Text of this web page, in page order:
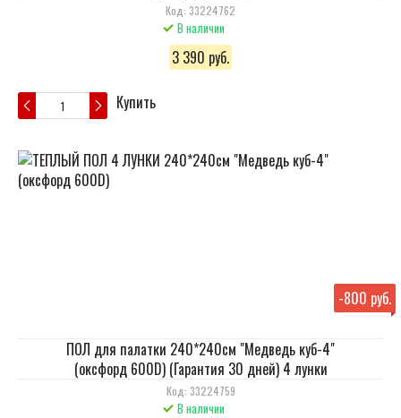
Код: 33224762
В наличии
3 390 руб.
Купить
-800 руб.
ПОЛ для палатки 240*240см "Медведь куб-4"
(оксфорд 600D) (Гарантия 30 дней) 4 лунки
Код: 33224759
В наличии